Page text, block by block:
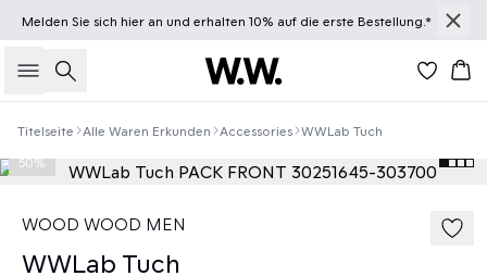
Melden Sie sich hieran und erhalten 10% auf die erste Bestellung.*
Suche
Titelseite Alle Waren Erkunden Accessories WWLab Tuch
50%
WOOD WOOD MEN
WWLab Tuch